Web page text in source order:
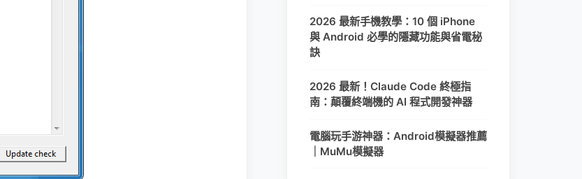
2026 最新手機教學：10 個 iPhone
與 Android 必學的隱藏功能與省電秘
訣
2026 最新！Claude Code 終極指
南：顛覆終端機的 AI 程式開發神器
電腦玩手游神器：Android模擬器推薦
｜MuMu模擬器